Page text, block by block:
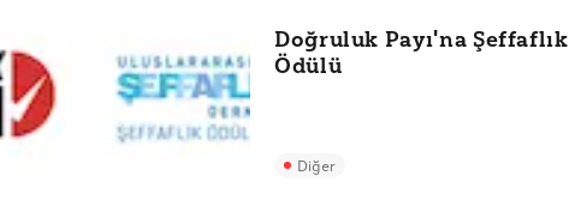
Doğruluk Payı'na Şeffaflık
Ödülü
Diğer